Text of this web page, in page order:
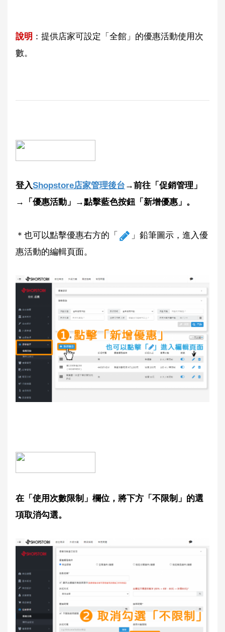
說明 ：提供店家可設定「全館」的優惠活動使用次
數。
登入Shopstore店家管理後台 →前往「促銷管理」
→「優惠活動」→點擊藍色按鈕「新增優惠」。
＊也可以點擊優惠右方的「
」鉛筆圖示，進入優
惠活動的編輯頁面。
在「使用次數限制」欄位，將下方「不限制」的選
項取消勾選。